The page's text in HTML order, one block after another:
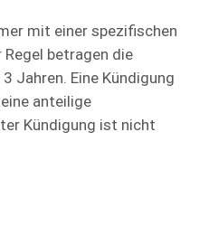
mit einer spezifischen
betragen die
Jahren. Eine Kündigung
anteilige
Kündigung ist nicht